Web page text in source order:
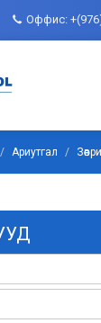
Оффис:
Ариутгал